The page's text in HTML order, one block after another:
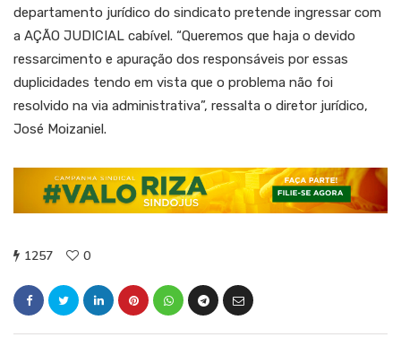
departamento jurídico do sindicato pretende ingressar com
a AÇÃO JUDICIAL cabível. “Queremos que haja o devido
ressarcimento e apuração dos responsáveis por essas
duplicidades tendo em vista que o problema não foi
resolvido na via administrativa”, ressalta o diretor jurídico,
José Moizaniel.
1257 0